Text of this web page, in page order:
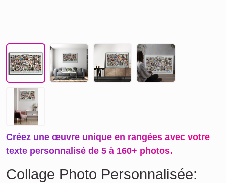
Créez une œuvre unique en rangées avec votre
texte personnalisé de 5 à 160+ photos.
Collage Photo Personnalisée: